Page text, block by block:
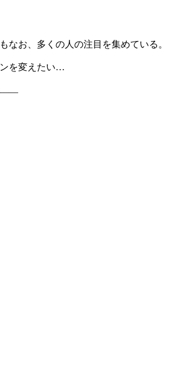
なお、多くの人の注目を集めている。
を変えたい…
――